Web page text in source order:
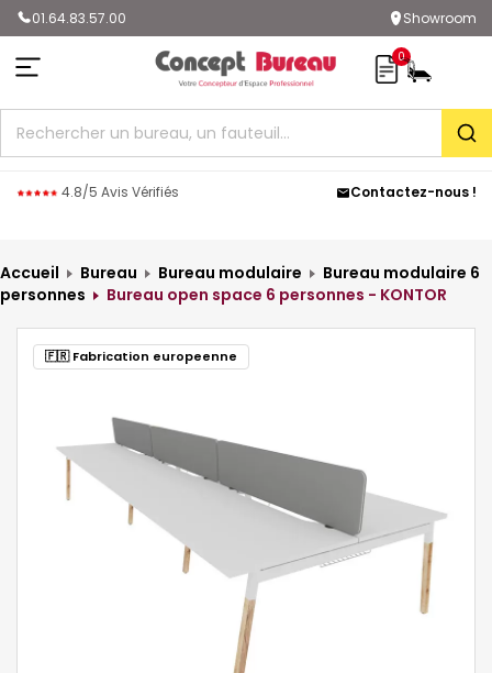
01.64.83.57.00 Showroom
0
4.8/5 Avis Vérifiés Contactez-nous !
Accueil Bureau Bureau modulaire
Bureau modulaire 6
personnes
Bureau open space 6 personnes - KONTOR